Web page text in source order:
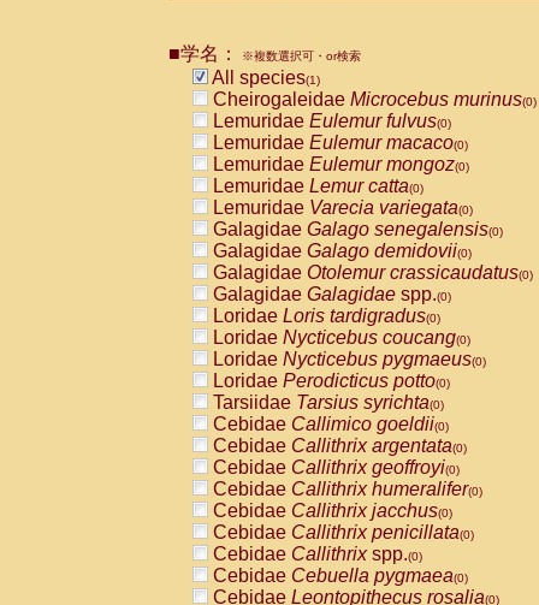
CebidaeCebus nigrivittatus
CebidaeCebus
CebidaeSaimiri boliviensis(0)
CebidaeSaimiri sciureus(0)
AtelidaeAlouatta caraya(0)
AtelidaeAlouatta fusca(0)
AtelidaeAlouatta seniculus
AtelidaeAlouattaspp.(0)
AtelidaeAteles belzebuth(0)
AtelidaeAteles geoffroyi(0)
AtelidaeAteles paniscus(0)
AtelidaeAtelesspp.(0)
Atelidae Lagothrix lagothricha
AtelidaeLagothrix lagothricha cana
PitheciidaeCacajao calvus
PitheciidaeCallicebus cupreus
PitheciidaeCallicebus donacophilus
PitheciidaeCallicebus moloch
PitheciidaeCallicebus torquatus
PitheciidaeCallicebusspp.(0)
PitheciidaeChiropotes satanas(0)
PitheciidaePithecia monachus
PitheciidaePithecia pithecia(0)
CercopithecidaeCercocebus agilis
CercopithecidaeCercocebus
CercopithecidaeCercocebus
■学名： ※複数選択可・or検索
All species(1)
Cheirogaleidae Microcebus murinus(0)
Lemuridae Eulemur fulvus(0)
Lemuridae Eulemur macaco(0)
Lemuridae Eulemur mongoz(0)
Lemuridae Lemur catta(0)
Lemuridae Varecia variegata(0)
Galagidae Galago senegalensis(0)
Galagidae Galago demidovii(0)
Galagidae Otolemur crassicaudatus(0)
Galagidae Galagidae spp.(0)
Loridae Loris tardigradus(0)
Loridae Nycticebus coucang(0)
Loridae Nycticebus pygmaeus(0)
Loridae Perodicticus potto(0)
Tarsiidae Tarsius syrichta(0)
Cebidae Callimico goeldii(0)
Cebidae Callithrix argentata(0)
Cebidae Callithrix geoffroyi(0)
Cebidae Callithrix humeralifer(0)
Cebidae Callithrix jacchus(0)
Cebidae Callithrix penicillata(0)
Cebidae Callithrixspp.(0)
Cebidae Cebuella pygmaea(0)
Cebidae Leontopithecus rosalia(0)